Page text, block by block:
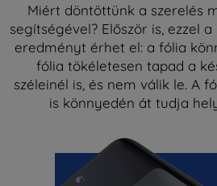
Miért döntöttünk a szerelés
segítségével? Először is, ezzel
eredményt érhet el: a fólia
fólia tökéletesen tapad a
széleinél is, és nem válik le. A
is könnyedén át tudja